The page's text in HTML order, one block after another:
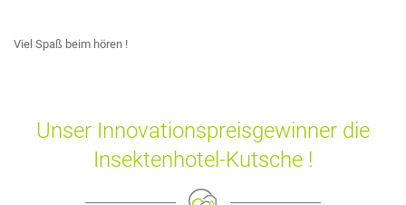
Viel Spaß beim hören !
Unser Innovationspreisgewinner die
Insektenhotel-Kutsche !